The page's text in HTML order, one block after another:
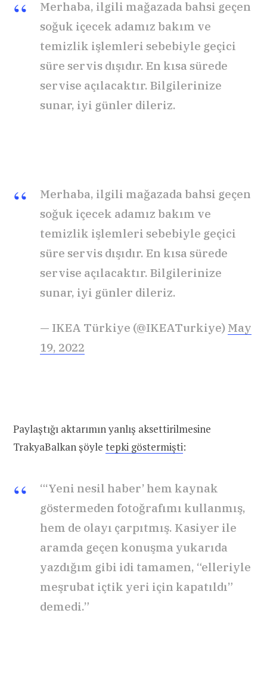
Merhaba, ilgili mağazada bahsi geçen
soğuk içecek adamız bakım ve
temizlik işlemleri sebebiyle geçici
süre servis dışıdır. En kısa sürede
servise açılacaktır. Bilgilerinize
sunar, iyi günler dileriz.
Merhaba, ilgili mağazada bahsi geçen
soğuk içecek adamız bakım ve
temizlik işlemleri sebebiyle geçici
süre servis dışıdır. En kısa sürede
servise açılacaktır. Bilgilerinize
sunar, iyi günler dileriz.
— IKEA Türkiye (@IKEATurkiye) May
19, 2022
Paylaştığı aktarımın yanlış aksettirilmesine
TrakyaBalkan şöyle tepki göstermişti:
“‘Yeni nesil haber’ hem kaynak
göstermeden fotoğrafımı kullanmış,
hem de olayı çarpıtmış. Kasiyer ile
aramda geçen konuşma yukarıda
yazdığım gibi idi tamamen, “elleriyle
meşrubat içtik yeri için kapatıldı”
demedi.”